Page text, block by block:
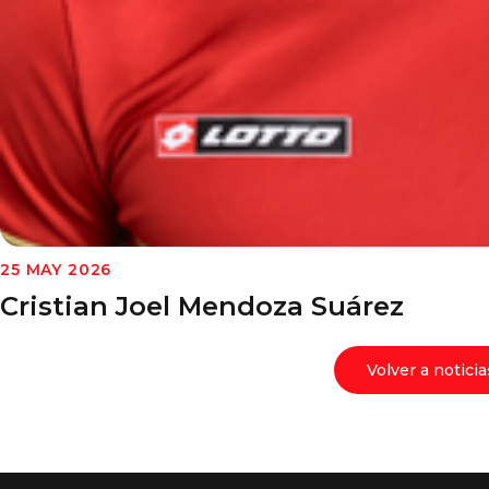
25 MAY 2026
Cristian Joel Mendoza Suárez
Volver a